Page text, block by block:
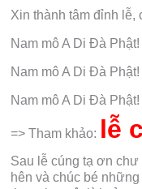
Xin thành tâm đỉnh
Nam mô A Di Đà Phật!
Nam mô A Di Đà Phật!
Nam mô A Di Đà Phật!
=> Tham khảo: lễ
Sau lễ cúng tạ ơn
hên và chúc bé